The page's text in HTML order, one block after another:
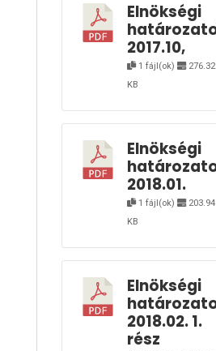
Elnökségi
2017.10,
1 fájl(ok)
276.32
KB
Elnökségi
2018.01.
1 fájl(ok)
203.94
KB
Elnökségi
2018.02. 1.
rész